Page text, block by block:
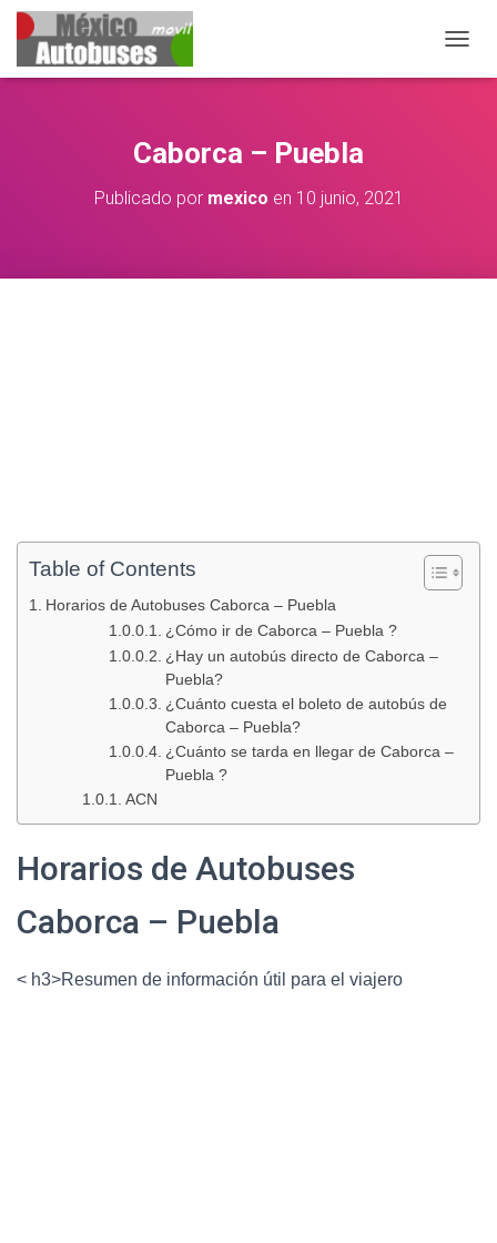
Caborca – Puebla
Publicado por mexico en 10 junio, 2021
Table of Contents
Horarios de Autobuses Caborca – Puebla
¿Cómo ir de Caborca – Puebla ?
¿Hay un autobús directo de Caborca –
Puebla?
¿Cuánto cuesta el boleto de autobús de
Caborca – Puebla?
¿Cuánto se tarda en llegar de Caborca –
Puebla ?
ACN
Horarios de Autobuses
Caborca – Puebla
< h3>Resumen de información útil para el viajero